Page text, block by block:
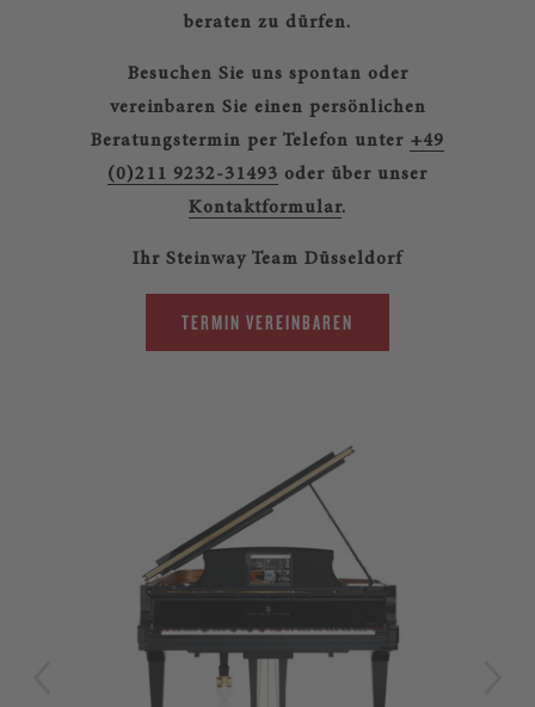
beraten zu dürfen.
Besuchen Sie uns spontan oder
vereinbaren Sie einen persönlichen
Beratungstermin per Telefon unter +49
(0)211 9232-31493 oder über unser
Kontaktformular.
Ihr Steinway Team Düsseldorf
TERMIN VEREINBAREN